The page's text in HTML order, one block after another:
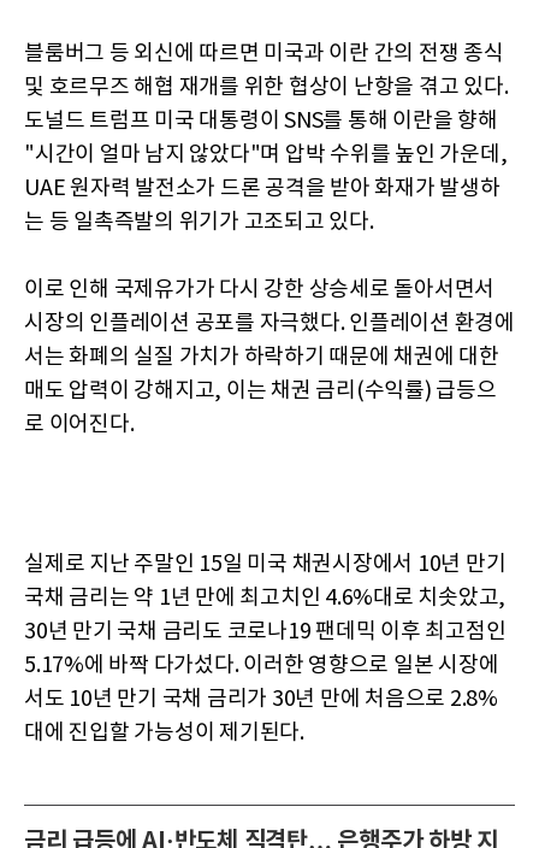
블룸버그 등 외신에 따르면 미국과 이란 간의 전쟁 종식
및 호르무즈 해협 재개를 위한 협상이 난항을 겪고 있다.
도널드 트럼프 미국 대통령이 SNS를 통해 이란을 향해
"시간이 얼마 남지 않았다"며 압박 수위를 높인 가운데,
UAE 원자력 발전소가 드론 공격을 받아 화재가 발생하
는 등 일촉즉발의 위기가 고조되고 있다.
이로 인해 국제유가가 다시 강한 상승세로 돌아서면서
시장의 인플레이션 공포를 자극했다. 인플레이션 환경에
서는 화폐의 실질 가치가 하락하기 때문에 채권에 대한
매도 압력이 강해지고, 이는 채권 금리(수익률) 급등으
로 이어진다.
실제로 지난 주말인 15일 미국 채권시장에서 10년 만기
국채 금리는 약 1년 만에 최고치인 4.6%대로 치솟았고,
30년 만기 국채 금리도 코로나19 팬데믹 이후 최고점인
5.17%에 바짝 다가섰다. 이러한 영향으로 일본 시장에
서도 10년 만기 국채 금리가 30년 만에 처음으로 2.8%
대에 진입할 가능성이 제기된다.
금리 급등에 AI·반도체 직격탄… 은행주가 하방 지